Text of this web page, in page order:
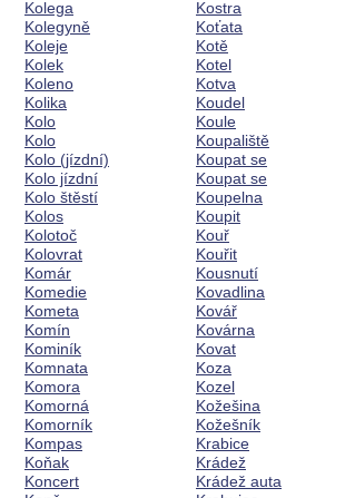
Kolega
Kolegyně
Koleje
Kolek
Koleno
Kolika
Kolo
Kolo
Kolo (jízdní)
Kolo jízdní
Kolo štěstí
Kolos
Kolotoč
Kolovrat
Komár
Komedie
Kometa
Komín
Kominík
Komnata
Komora
Komorná
Komorník
Kompas
Koňak
Koncert
Kostra
Koťata
Kotě
Kotel
Kotva
Koudel
Koule
Koupaliště
Koupat se
Koupat se
Koupelna
Koupit
Kouř
Kouřit
Kousnutí
Kovadlina
Kovář
Kovárna
Kovat
Koza
Kozel
Kožešina
Kožešník
Krabice
Krádež
Krádež auta